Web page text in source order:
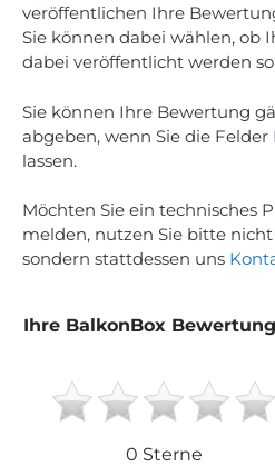
veröffentlichen Ihre
Sie können dabei wählen, ob
dabei veröffentlicht werden
Sie können Ihre Bewertung
abgeben, wenn Sie die
lassen.
Möchten Sie ein technisches
melden, nutzen Sie bitte
sondern stattdessen uns
Ihre BalkonBox Bewertung
0 Sterne